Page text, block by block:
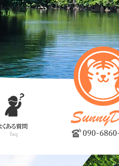
ッキングツアーなどを開催。